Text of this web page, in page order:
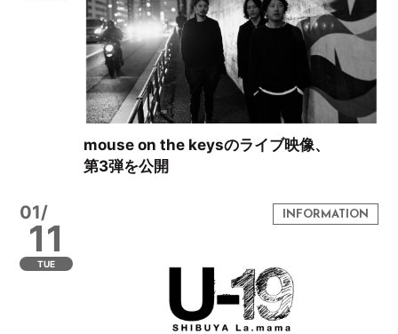
mouse on the keysのライブ映像、
第3弾を公開
01/
11
TUE